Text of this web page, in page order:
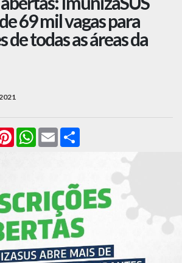
69 mil vagas para
de todas as áreas da
PinterestWhatsApp
Email